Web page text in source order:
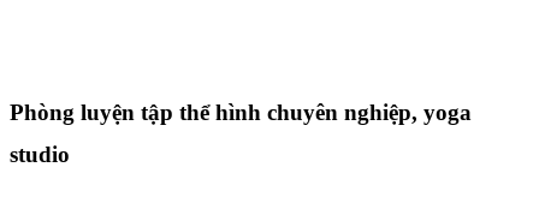
Phòng luyện tập thể hình chuyên nghiệp, yoga
studio